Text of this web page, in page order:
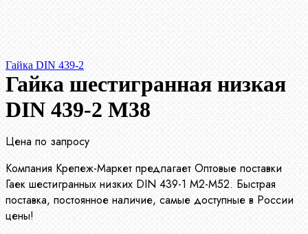
Гайка DIN 439-2
Гайка шестигранная низкая
DIN 439-2 М38
Цена по запросу
Компания Крепеж-Маркет предлагает Оптовые поставки
Гаек шестигранных низких DIN 439-1 М2-М52. Быстрая
поставка, постоянное наличие, самые доступные в России
цены!